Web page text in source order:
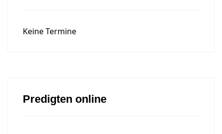
Keine Termine
Predigten online